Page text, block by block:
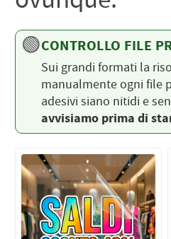
DORSALI TARGHE
PETTORALI NUMERI DA
GARA
PETTORALI CON NOME ATLETA
NUMERI DA GARA MTB
🟢CONTROLLO FILE
Sui grandi formati la
manualmente ogni file
adesivi siano nitidi e
avvisiamo prima di